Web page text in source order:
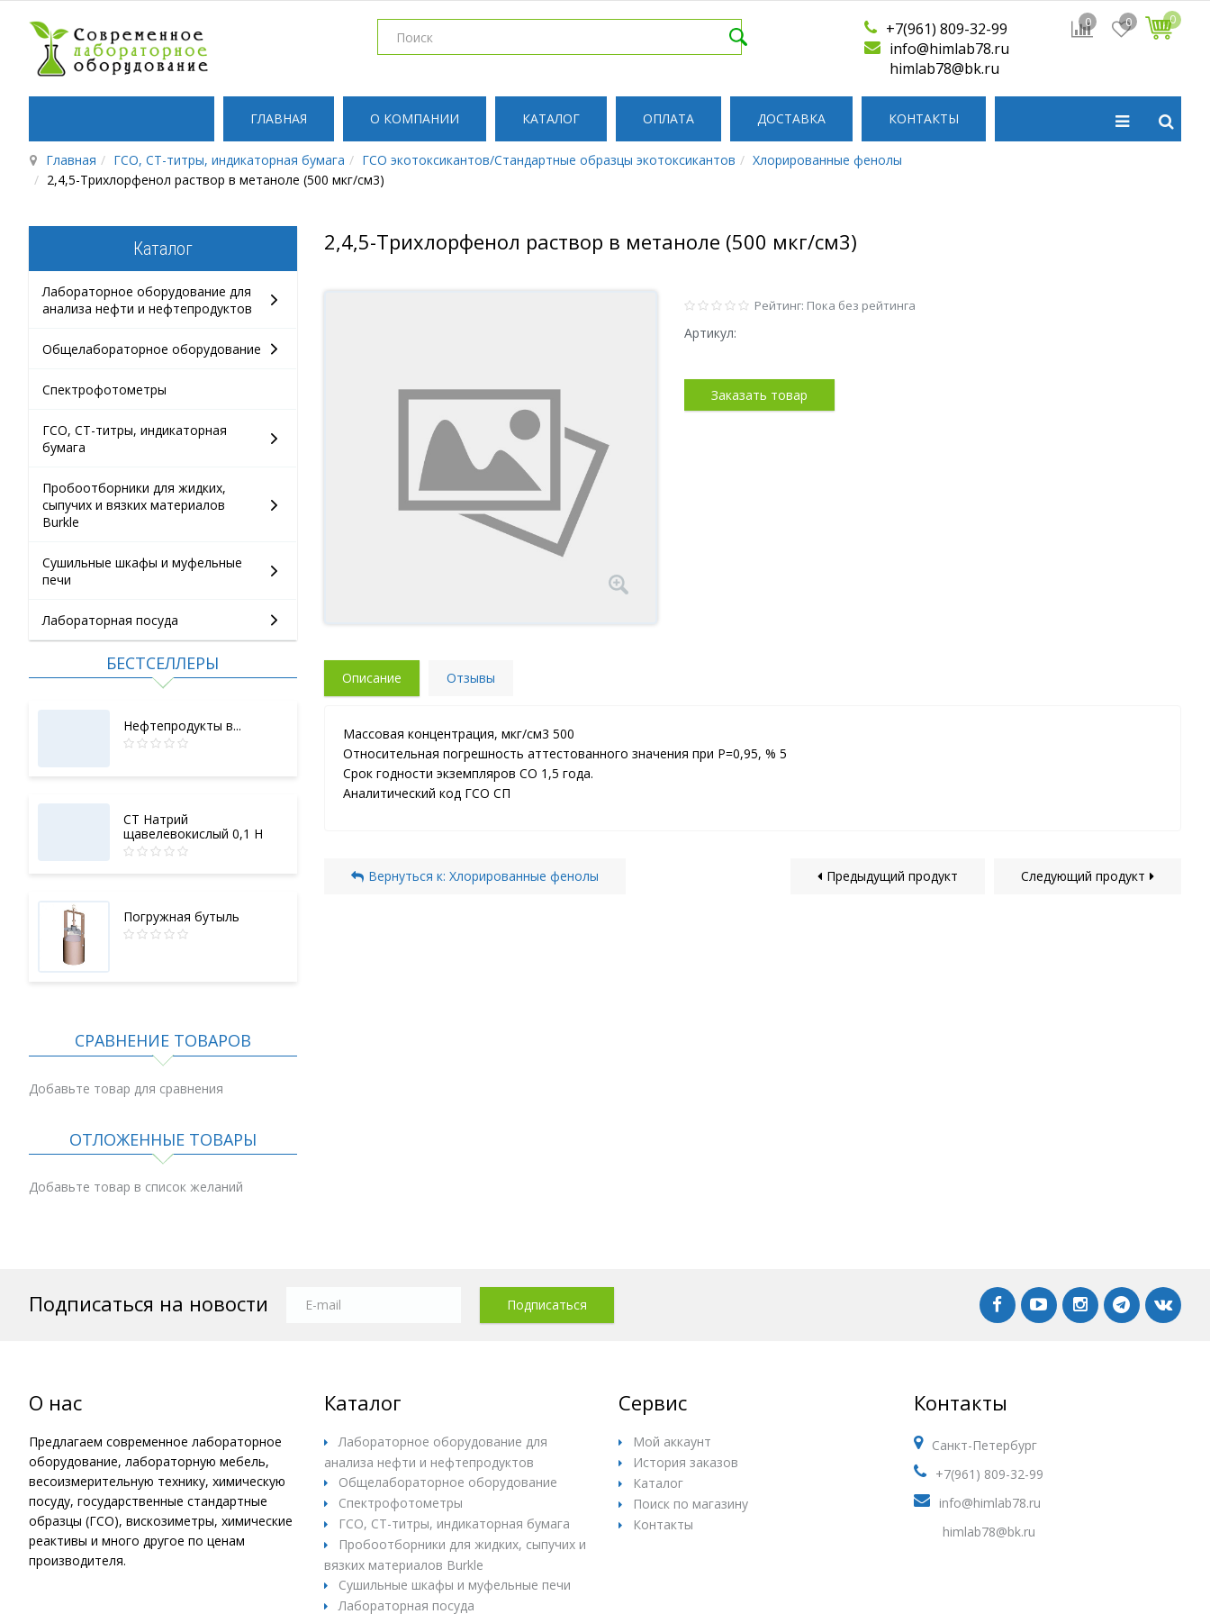
+7(961) 809-32-99
info@himlab78.ru
himlab78@bk.ru
0 0 0
ГЛАВНАЯ О КОМПАНИИ КАТАЛОГ ОПЛАТА ДОСТАВКА КОНТАКТЫ
Главная ГСО, СТ-титры, индикаторная бумага ГСО экотоксикантов/Стандартные образцы экотоксикантов
Хлорированные фенолы
2,4,5-Трихлорфенол раствор в метаноле (500 мкг/см3)
2,4,5-Трихлорфенол раствор в метаноле (500 мкг/см3)
Рейтинг: Пока без рейтинга
Артикул:
Заказать товар
Описание Отзывы
Массовая концентрация, мкг/см3 500
Относительная погрешность аттестованного значения при Р=0,95, % 5
Срок годности экземпляров СО 1,5 года.
Аналитический код ГСО СП
Вернуться к: Хлорированные фенолы Следующий продукт
Предыдущий продукт
Каталог
Лабораторное оборудование для
анализа нефти и нефтепродуктов
Общелабораторное оборудование
Спектрофотометры
ГСО, СТ-титры, индикаторная
бумага
Пробоотборники для жидких,
сыпучих и вязких материалов
Burkle
Сушильные шкафы и муфельные
печи
Лабораторная посуда
БЕСТСЕЛЛЕРЫ
Нефтепродукты в...
СТ Натрий
щавелевокислый 0,1 Н
Погружная бутыль
СРАВНЕНИЕ ТОВАРОВ
Добавьте товар для сравнения
ОТЛОЖЕННЫЕ ТОВАРЫ
Добавьте товар в список желаний
Подписаться на новости
О нас
Предлагаем современное лабораторное
оборудование, лабораторную мебель,
весоизмерительную технику, химическую
посуду, государственные стандартные
образцы (ГСО), вискозиметры, химические
реактивы и много другое по ценам
производителя.
Каталог
Лабораторное оборудование для
анализа нефти и нефтепродуктов
Общелабораторное оборудование
Спектрофотометры
ГСО, СТ-титры, индикаторная бумага
Пробоотборники для жидких, сыпучих и
вязких материалов Burkle
Сушильные шкафы и муфельные печи
Лабораторная посуда
Сервис
Мой аккаунт
История заказов
Каталог
Поиск по магазину
Контакты
Контакты
Санкт-Петербург
+7(961) 809-32-99
info@himlab78.ru
himlab78@bk.ru